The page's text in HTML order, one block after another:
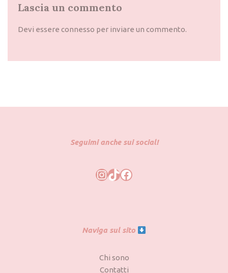
Lascia un commento
Devi essere connesso per inviare un commento.
Seguimi anche sui social!
Naviga sul sito
Chi sono
Contatti